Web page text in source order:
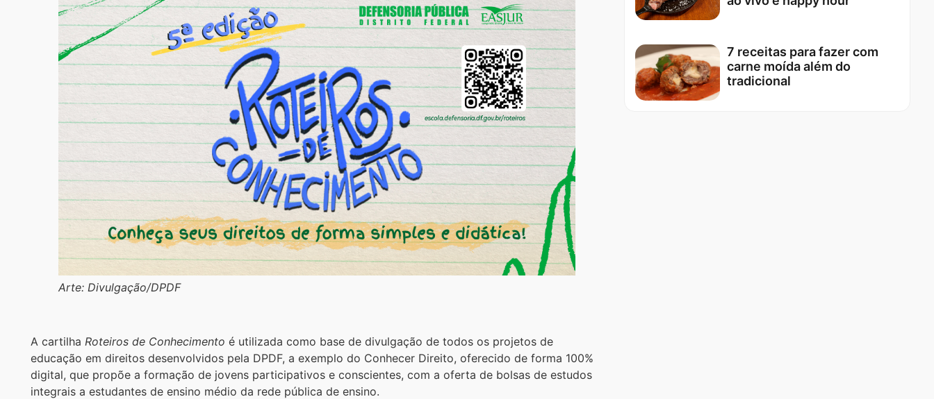
Arte: Divulgação/DPDF
A cartilha Roteiros de Conhecimento é utilizada como base de divulgação de todos os projetos de
educação em direitos desenvolvidos pela DPDF, a exemplo do Conhecer Direito, oferecido de forma 100%
digital, que propõe a formação de jovens participativos e conscientes, com a oferta de bolsas de estudos
integrais a estudantes de ensino médio da rede pública de ensino.
7 receitas para fazer com
carne moída além do
tradicional